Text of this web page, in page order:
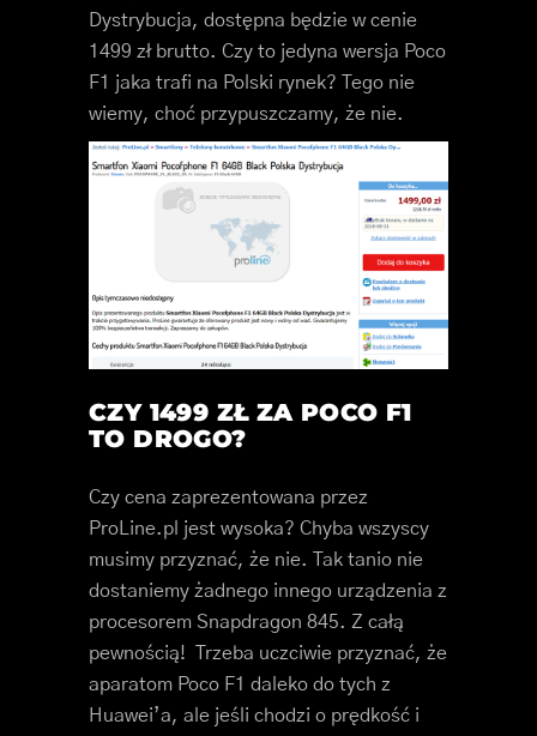
Dystrybucja, dostępna będzie w cenie
1499 zł brutto. Czy to jedyna wersja Poco
F1 jaka trafi na Polski rynek? Tego nie
wiemy, choć przypuszczamy, że nie.
CZY 1499 ZŁ ZA POCO F1
TO DROGO?
Czy cena zaprezentowana przez
ProLine.pl jest wysoka? Chyba wszyscy
musimy przyznać, że nie. Tak tanio nie
dostaniemy żadnego innego urządzenia z
procesorem Snapdragon 845. Z całą
pewnością! Trzeba uczciwie przyznać, że
aparatom Poco F1 daleko do tych z
Huawei’a, ale jeśli chodzi o prędkość i